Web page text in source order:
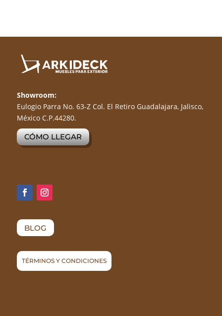
Showroom:
Eulogio Parra No. 63-Z Col. El Retiro Guadalajara, Jalisco,
México C.P.44280.
CÓMO LLEGAR
BLOG
TÉRMINOS Y CONDICIONES